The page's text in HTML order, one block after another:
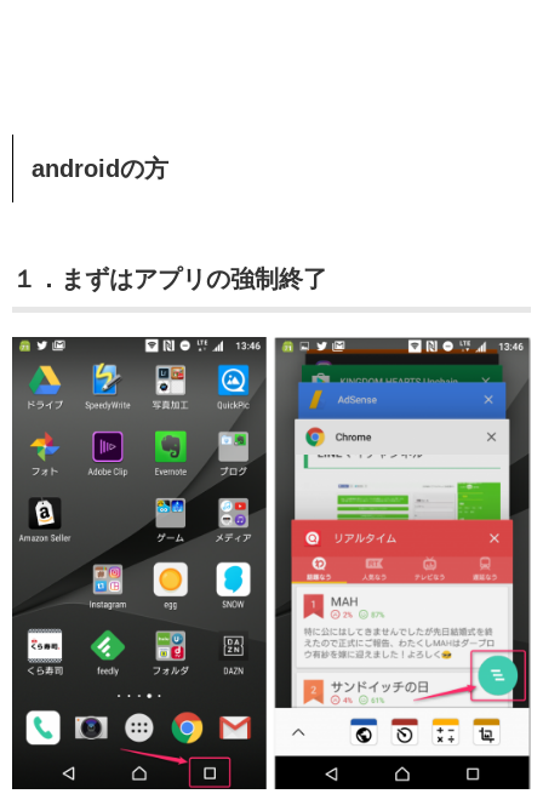
androidの方
１．まずはアプリの強制終了